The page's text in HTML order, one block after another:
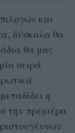
και
δύσκολα θα
θα μας
σειρά
η
την πρεμιέρα